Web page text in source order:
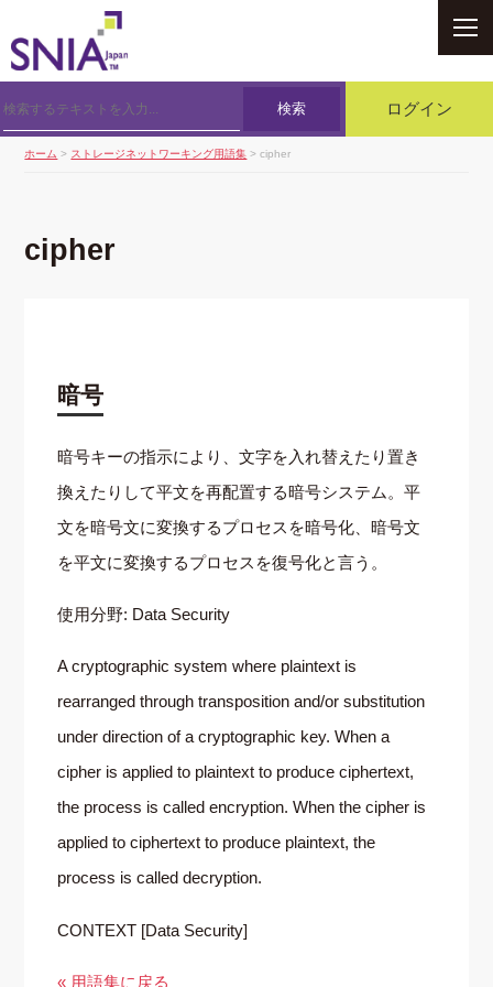
検索 ログイン
ホーム > ストレージネットワーキング用語集 > cipher
cipher
暗号
暗号キーの指示により、文字を入れ替えたり置き
換えたりして平文を再配置する暗号システム。平
文を暗号文に変換するプロセスを暗号化、暗号文
を平文に変換するプロセスを復号化と言う。
使用分野: Data Security
A cryptographic system where plaintext is
rearranged through transposition and/or substitution
under direction of a cryptographic key. When a
cipher is applied to plaintext to produce ciphertext,
the process is called encryption. When the cipher is
applied to ciphertext to produce plaintext, the
process is called decryption.
CONTEXT [Data Security]
« 用語集に戻る